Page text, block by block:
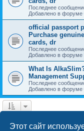
Этот сайт
Последнее
Добавлено в форуме
official passport
Purchase
cards, dr
Последнее
Добавлено в форуме
What Is
Management
Последнее
Добавлено в форуме